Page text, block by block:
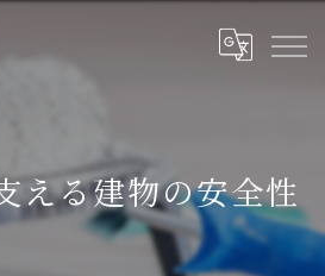
える建物の安全性